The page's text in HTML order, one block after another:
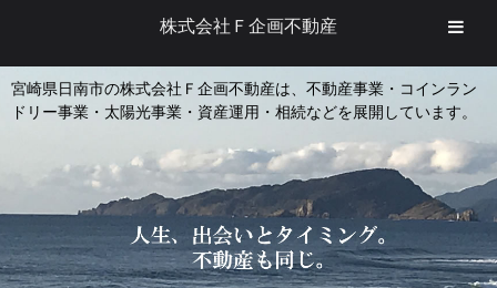
宮崎県日南市の株式会社Ｆ企画不動産は、不動産事業・コインラン
ドリー事業・太陽光事業・資産運用・相続などを展開しています。
株式会社Ｆ企画不動産